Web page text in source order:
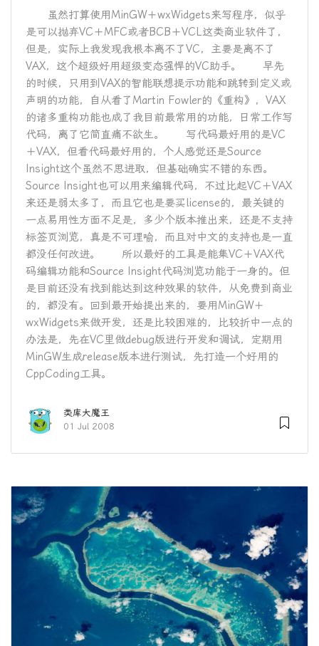
虽然打算使用MinGW＋wxWidgets来写程序，似乎
是可以抛弃VC＋MFC或者BCB＋VCL这类商业软件了，
但是，实际上我发现我根本离不了VC，主要是离不了
VAX，这个超级好用超级变态强悍的VC助手。 早先
的时候，只用到VAX的智能联想提示功能和跳转到定义或
声明的功能，自从看了Martin Fowler的《重构》，VAX
的诸多重构功能也成了我目前最常用的功能，日常工作写
代码，离了它简直痛不欲生。 写代码最好用的是VC
＋VAX，但看代码最好用的，个人感觉还是Source
Insight这个虽然不思进取，但基础确实不错的东西。
Source Insight也可以用来编辑代码，不过比起VC＋VAX
来还是弱太多了，而且它也是要买license的，最关键的
一点易用性方面不足是，多少个版本推出来，还是不支持
标签页浏览，真是不可理喻，而且对中文的支持也是一直
都没任何改进。 所以最好的工具是能集VC＋VAX代
码编辑功能和Source Insight代码浏览功能于一身的。但
是目前还没有找到能达到这种效果的软件，从免费到商业
的，都没有。回到最开始提出来的，要用MinGW＋
wxWidgets来做开发，还是比较困难的，比较折中一点的
办法是，先在VC里做debug版进行开发和调试，定期用
MinGW生成release版本进行测试，先打造一个好用的
CppCoding工具。
类库大魔王
01 Jul 2008